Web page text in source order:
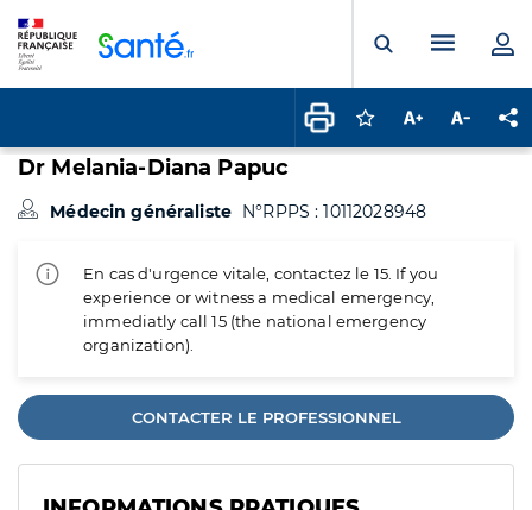
Ouvrir laMenu
Connectez-vous
Augmenter la
Dr Melania-Diana Papuc
Médecin généraliste N°RPPS : 10112028948
En cas d'urgence vitale, contactez le 15. If you
experience or witness a medical emergency,
immediatly call 15 (the national emergency
organization).
CONTACTER LE PROFESSIONNEL